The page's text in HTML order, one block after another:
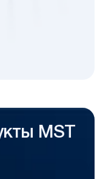
MST